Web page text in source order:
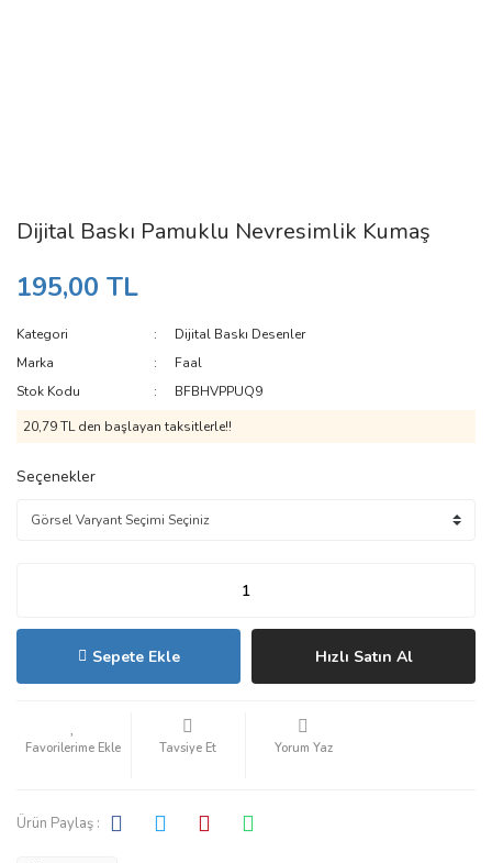
Dijital Baskı Pamuklu Nevresimlik Kumaş
195,00 TL
Kategori
Dijital Baskı Desenler
Marka
Faal
Stok Kodu
BFBHVPPUQ9
20,79 TL den başlayan taksitlerle!!
Seçenekler
Sepete Ekle Hızlı Satın Al
Tavsiye Et Yorum Yaz
Ürün Paylaş :